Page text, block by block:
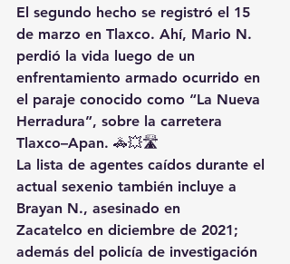
El segundo hecho se registró el 15
de marzo en Tlaxco. Ahí, Mario N.
perdió la vida luego de un
enfrentamiento armado ocurrido en
el paraje conocido como “La Nueva
Herradura”, sobre la carretera
Tlaxco–Apan. 🚓💥🛣️
La lista de agentes caídos durante el
actual sexenio también incluye a
Brayan N., asesinado en
Zacatelco en diciembre de 2021;
además del policía de investigación